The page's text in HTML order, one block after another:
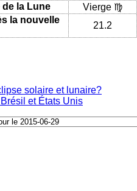
la Lune
Vierge ♍
la nouvelle
21.2
solaire et lunaire?
et États Unis
le 2015-06-29